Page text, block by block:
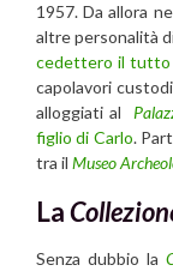
1957. Da allora
altre personalità
cedettero il tutto
capolavori
alloggiati al
figlio di Carlo.
tra il Museo
La
Senza dubbio la